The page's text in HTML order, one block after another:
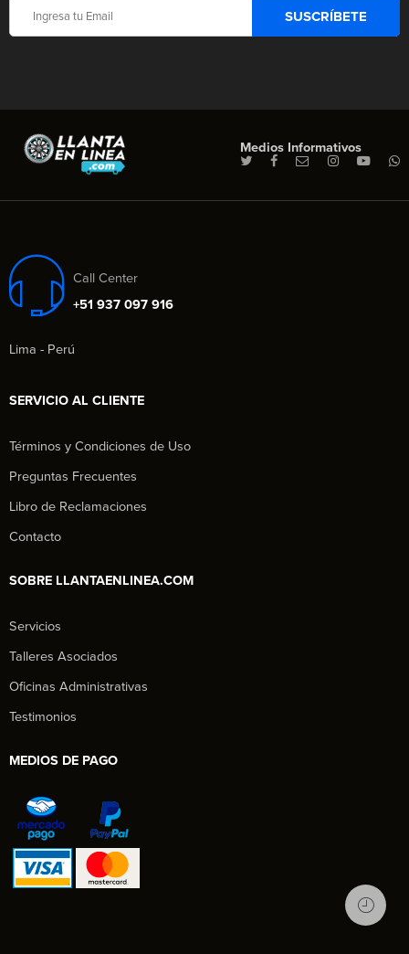
Medios Informativos
Call Center
+51 937 097 916
Lima - Perú
SERVICIO AL CLIENTE
Términos y Condiciones de Uso
Preguntas Frecuentes
Libro de Reclamaciones
Contacto
SOBRE LLANTAENLINEA.COM
Servicios
Talleres Asociados
Oficinas Administrativas
Testimonios
MEDIOS DE PAGO